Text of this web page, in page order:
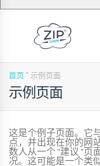
首页 " 示例页面
示例页面
这是个例子页面。它
点，并出现在你的网
数人从一个 "建议 "页
况。这可能是一个类